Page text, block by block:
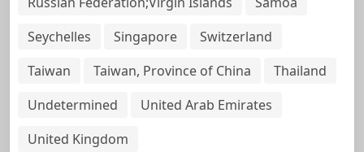
Seychelles
Singapore
Switzerland
Taiwan
Taiwan, Province of China
Thailand
Undetermined
United Arab Emirates
United Kingdom